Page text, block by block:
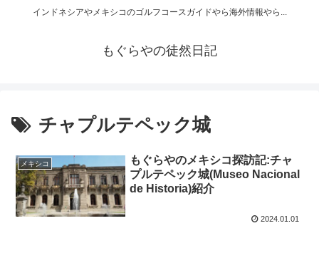
インドネシアやメキシコのゴルフコースガイドやら海外情報やら...
もぐらやの徒然日記
チャプルテペック城
メキシコ
もぐらやのメキシコ探訪記:チャ
プルテペック城(Museo Nacional
de Historia)紹介
2024.01.01